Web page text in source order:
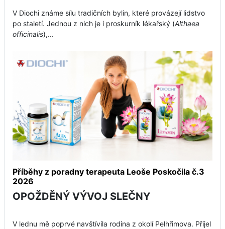
V Diochi známe sílu tradičních bylin, které provázejí lidstvo
po staletí. Jednou z nich je i proskurník lékařský (Althaea
officinalis),...
Příběhy z poradny terapeuta Leoše Poskočila č.3
2026
OPOŽDĚNÝ VÝVOJ SLEČNY
V lednu mě poprvé navštívila rodina z okolí Pelhřimova. Přijel